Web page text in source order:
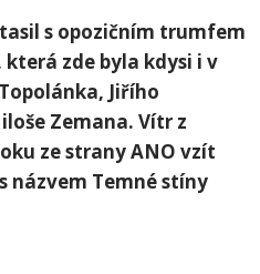
s opozičním trumfem
zde byla kdysi i v
Jiřího
Zemana. Vítr z
ze strany ANO vzít
názvem Temné stíny